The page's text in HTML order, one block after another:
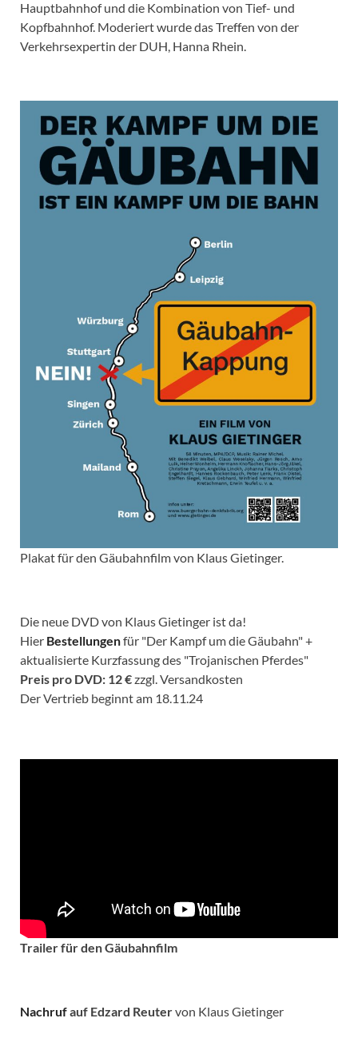
Hauptbahnhof und die Kombination von Tief- und
Kopfbahnhof. Moderiert wurde das Treffen von der
Verkehrsexpertin der DUH, Hanna Rhein.
Plakat für den Gäubahnfilm von Klaus Gietinger.
Die neue DVD von Klaus Gietinger ist da!
Hier Bestellungenfür "Der Kampf um die Gäubahn" +
aktualisierte Kurzfassung des "Trojanischen Pferdes"
Preis pro DVD: 12 €zzgl. Versandkosten
Der Vertrieb beginnt am 18.11.24
Trailer für den Gäubahnfilm
Nachrufauf Edzard Reutervon Klaus Gietinger